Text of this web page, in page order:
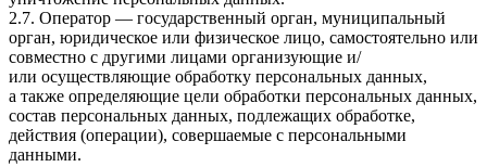
2.7. Оператор — государственный орган, муниципальный
орган, юридическое или физическое лицо, самостоятельно или
совместно с другими лицами организующие и/
или осуществляющие обработку персональных данных,
а также определяющие цели обработки персональных данных,
состав персональных данных, подлежащих обработке,
действия (операции), совершаемые с персональными
данными.